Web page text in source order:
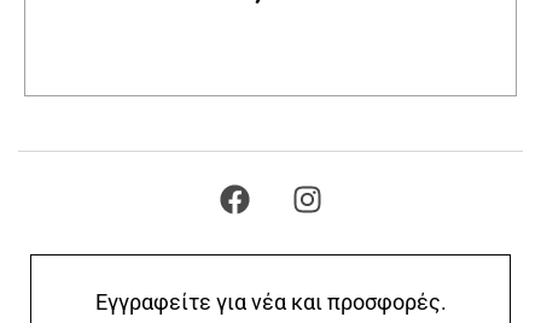
Εγγραφείτε για νέα και προσφορές.